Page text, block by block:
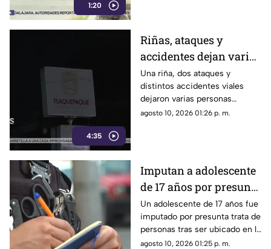
1:20
4:35
Riñas, ataques y
accidentes dejan varios
lesionados durante la
madrugada en el AMG
Una riña, dos ataques y
distintos accidentes viales
dejaron varias personas
lesionadas durante la noche y
agosto 10, 2026 01:26 p. m.
Imputan a adolescente
de 17 años por presunta
trata de personas en
Tlaquepaque
Un adolescente de 17 años fue
imputado por presunta trata de
personas tras ser ubicado en la
Nueva Central Camionera de
agosto 10, 2026 01:25 p. m.